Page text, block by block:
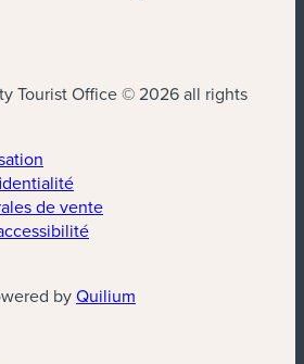
Tourist Office © 2026 all rights
de vente
fenêtre)
byQuilium